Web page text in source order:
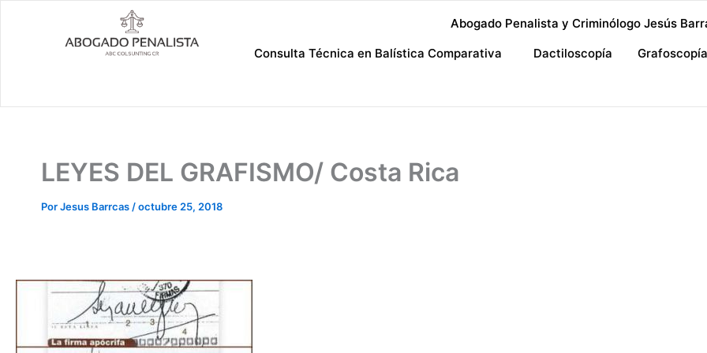
Abogado Penalista y Criminólogo Jesús
Consulta Técnica en Balística Comparativa
Dactiloscopía Grafoscopía
LEYES DEL GRAFISMO/ Costa Rica
PorJesus Barrcas /octubre 25, 2018